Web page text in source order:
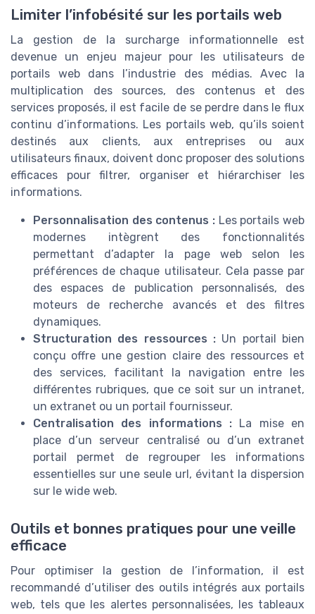
Limiter l’infobésité sur les portails web
La gestion de la surcharge informationnelle est
devenue un enjeu majeur pour les utilisateurs de
portails web dans l’industrie des médias. Avec la
multiplication des sources, des contenus et des
services proposés, il est facile de se perdre dans le flux
continu d’informations. Les portails web, qu’ils soient
destinés aux clients, aux entreprises ou aux
utilisateurs finaux, doivent donc proposer des solutions
efficaces pour filtrer, organiser et hiérarchiser les
informations.
Personnalisation des contenus : Les portails web
modernes intègrent des fonctionnalités
permettant d’adapter la page web selon les
préférences de chaque utilisateur. Cela passe par
des espaces de publication personnalisés, des
moteurs de recherche avancés et des filtres
dynamiques.
Structuration des ressources : Un portail bien
conçu offre une gestion claire des ressources et
des services, facilitant la navigation entre les
différentes rubriques, que ce soit sur un intranet,
un extranet ou un portail fournisseur.
Centralisation des informations : La mise en
place d’un serveur centralisé ou d’un extranet
portail permet de regrouper les informations
essentielles sur une seule url, évitant la dispersion
sur le wide web.
Outils et bonnes pratiques pour une veille
efficace
Pour optimiser la gestion de l’information, il est
recommandé d’utiliser des outils intégrés aux portails
web, tels que les alertes personnalisées, les tableaux